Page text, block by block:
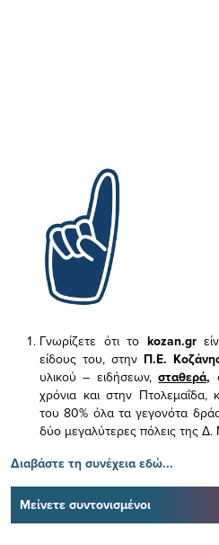
Γνωρίζετε ότι το kozan.gr
είδους του, στην Π.Ε.
υλικού – ειδήσεων,σταθερά,
χρόνια και στην
του 80% όλα τα γεγονότα
δύο μεγαλύτερες πόλεις της Δ.
Διαβάστε τη συνέχεια εδώ...
Μείνετε συντονισμένοι